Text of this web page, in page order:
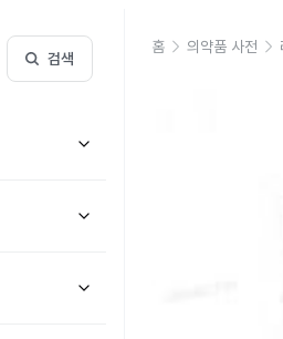
검색
홈 의약품 사전